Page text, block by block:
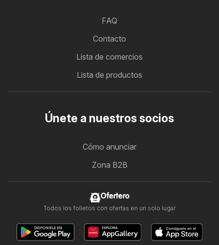
FAQ
Contacto
Lista de comercios
Lista de productos
Únete a nuestros socios
Cómo anunciar
Zona B2B
Ofertero
Todos los folletos con ofertas en un solo lugar